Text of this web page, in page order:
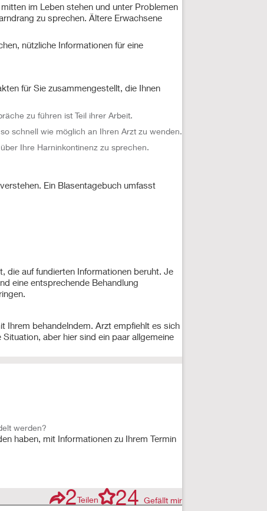
im Leben stehen und unter Problemen
zu sprechen. Ältere Erwachsene
nützliche Informationen für eine
für Sie zusammengestellt, die Ihnen
zu führen ist Teil ihrer Arbeit.
schnell wie möglich an Ihren Arzt zu wenden.
Ihre Harninkontinenz zu sprechen.
Ein Blasentagebuch umfasst
die auf fundierten Informationen beruht. Je
eine entsprechende Behandlung
Ihrem behandelndem. Arzt empfiehlt es sich
aber hier sind ein paar allgemeine
werden?
haben, mit Informationen zu Ihrem Termin
2Teilen 24 Gefällt mir